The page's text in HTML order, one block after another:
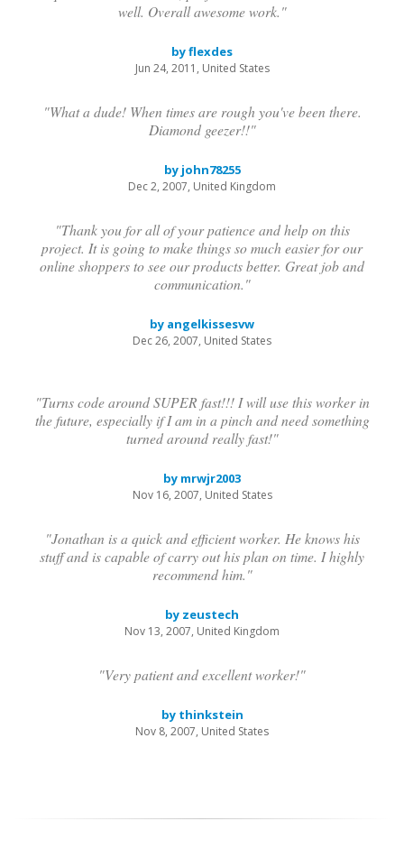
well. Overall awesome work."
by flexdes
Jun 24, 2011, United States
"What a dude! When times are rough you've been there.
Diamond geezer!!"
by john78255
Dec 2, 2007, United Kingdom
"Thank you for all of your patience and help on this
project. It is going to make things so much easier for our
online shoppers to see our products better. Great job and
communication."
by angelkissesvw
Dec 26, 2007, United States
"Turns code around SUPER fast!!! I will use this worker in
the future, especially if I am in a pinch and need something
turned around really fast!"
by mrwjr2003
Nov 16, 2007, United States
"Jonathan is a quick and efficient worker. He knows his
stuff and is capable of carry out his plan on time. I highly
recommend him."
by zeustech
Nov 13, 2007, United Kingdom
"Very patient and excellent worker!"
by thinkstein
Nov 8, 2007, United States